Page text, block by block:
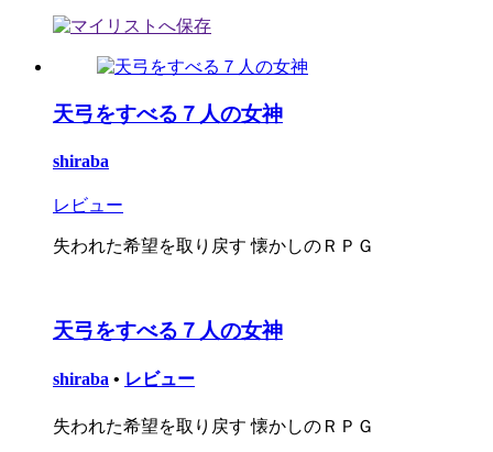
天弓をすべる７人の女神
shiraba
レビュー
失われた希望を取り戻す 懐かしのＲＰＧ
天弓をすべる７人の女神
shiraba • レビュー
失われた希望を取り戻す 懐かしのＲＰＧ